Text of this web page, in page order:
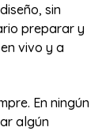
sin
preparar y
vivo y a
En ningún
algún